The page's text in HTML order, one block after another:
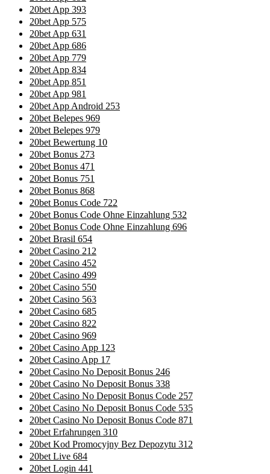
20bet App 393
20bet App 575
20bet App 631
20bet App 686
20bet App 779
20bet App 834
20bet App 851
20bet App 981
20bet App Android 253
20bet Belepes 969
20bet Belepes 979
20bet Bewertung 10
20bet Bonus 273
20bet Bonus 471
20bet Bonus 751
20bet Bonus 868
20bet Bonus Code 722
20bet Bonus Code Ohne Einzahlung 532
20bet Bonus Code Ohne Einzahlung 696
20bet Brasil 654
20bet Casino 212
20bet Casino 452
20bet Casino 499
20bet Casino 550
20bet Casino 563
20bet Casino 685
20bet Casino 822
20bet Casino 969
20bet Casino App 123
20bet Casino App 17
20bet Casino No Deposit Bonus 246
20bet Casino No Deposit Bonus 338
20bet Casino No Deposit Bonus Code 257
20bet Casino No Deposit Bonus Code 535
20bet Casino No Deposit Bonus Code 871
20bet Erfahrungen 310
20bet Kod Promocyjny Bez Depozytu 312
20bet Live 684
20bet Login 441